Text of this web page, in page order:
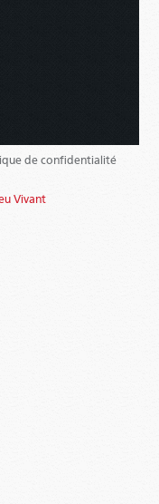
de confidentialité
Vivant